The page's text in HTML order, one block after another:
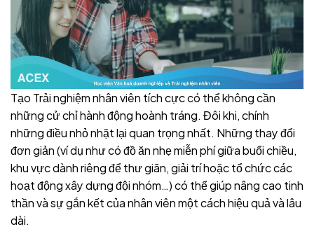
Tạo Trải nghiệm nhân viên tích cực có thể không cần
những cử chỉ hành động hoành tráng. Đôi khi, chính
những điều nhỏ nhặt lại quan trọng nhất. Những thay đổi
đơn giản (ví dụ như có đồ ăn nhẹ miễn phí giữa buổi chiều,
khu vực dành riêng để thư giãn, giải trí hoặc tổ chức các
hoạt động xây dựng đội nhóm…) có thể giúp nâng cao tinh
thần và sự gắn kết của nhân viên một cách hiệu quả và lâu
dài.